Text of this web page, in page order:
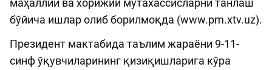
маҳаллий ва хорижий мутахассисларни танлаш
бўйича ишлар олиб борилмоқда (www.pm.xtv.uz).
Президент мактабида таълим жараёни 9-11-
синф ўқувчиларининг қизиқишларига кўра